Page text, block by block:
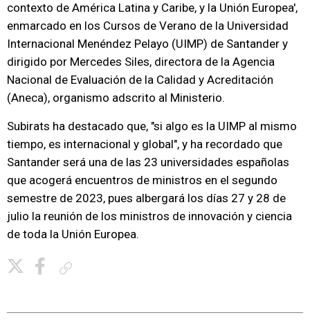
contexto de América Latina y Caribe, y la Unión Europea',
enmarcado en los Cursos de Verano de la Universidad
Internacional Menéndez Pelayo (UIMP) de Santander y
dirigido por Mercedes Siles, directora de la Agencia
Nacional de Evaluación de la Calidad y Acreditación
(Aneca), organismo adscrito al Ministerio.
Subirats ha destacado que, "si algo es la UIMP al mismo
tiempo, es internacional y global", y ha recordado que
Santander será una de las 23 universidades españolas
que acogerá encuentros de ministros en el segundo
semestre de 2023, pues albergará los días 27 y 28 de
julio la reunión de los ministros de innovación y ciencia
de toda la Unión Europea.